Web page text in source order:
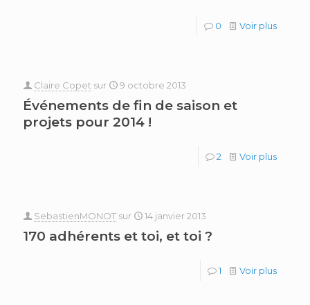
0 Voir plus
Claire Copet sur 9 octobre 2013
Événements de fin de saison et
projets pour 2014 !
2 Voir plus
SebastienMONOT sur 14 janvier 2013
170 adhérents et toi, et toi ?
1 Voir plus